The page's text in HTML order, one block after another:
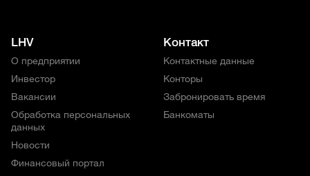
LHV
О предприятии
Инвестор
Вакансии
Обработка персональных
данных
Новости
Финансовый портал
Контакт
Контактные данные
Конторы
Забронировать время
Банкоматы